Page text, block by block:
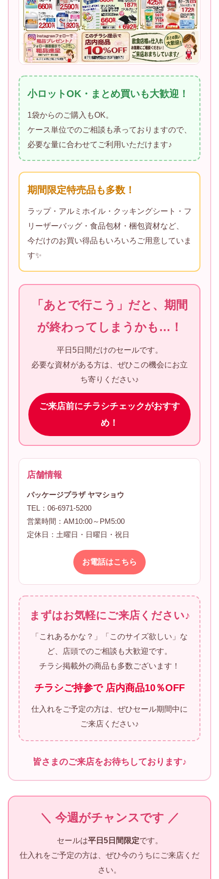
小ロットOK・まとめ買いも大歓迎！
1袋からのご購入もOK。
ケース単位でのご相談も承っておりますので、
必要な量に合わせてご利用いただけます♪
期間限定特売品も多数！
ラップ・アルミホイル・クッキングシート・フ
リーザーバッグ・食品包材・梱包資材など、
今だけのお買い得品もいろいろご用意していま
す✨
「あとで行こう」だと、期間
が終わってしまうかも…！
平日5日間だけのセールです。
必要な資材がある方は、ぜひこの機会にお立
ち寄りください♪
ご来店前にチラシチェックがおすす
め！
店舗情報
パッケージプラザ ヤマショウ
TEL：06-6971-5200
営業時間：AM10:00～PM5:00
定休日：土曜日・日曜日・祝日
お電話はこちら
まずはお気軽にご来店ください♪
「これあるかな？」「このサイズ欲しい」な
ど、店頭でのご相談も大歓迎です。
チラシ掲載外の商品も多数ございます！
チラシご持参で 店内商品10％OFF
仕入れをご予定の方は、ぜひセール期間中に
ご来店ください♪
皆さまのご来店をお待ちしております♪
＼ 今週がチャンスです ／
セールは平日5日間限定です。
仕入れをご予定の方は、ぜひ今のうちにご来店くだ
さい。